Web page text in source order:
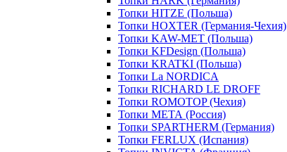
Топки HITZE (Польша)
Топки HOXTER (Германия-Чехия)
Топки KAW-MET (Польша)
Топки KFDesign (Польша)
Топки KRATKI (Польша)
Топки La NORDICA
Топки RICHARD LE DROFF
Топки ROMOTOP (Чехия)
Топки МЕТА (Россия)
Топки SPARTHERM (Германия)
Топки FERLUX (Испания)